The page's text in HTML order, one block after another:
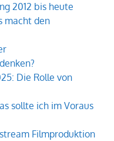
2012 bis heute
macht den
Die Rolle von
sollte ich im Voraus
Filmproduktion